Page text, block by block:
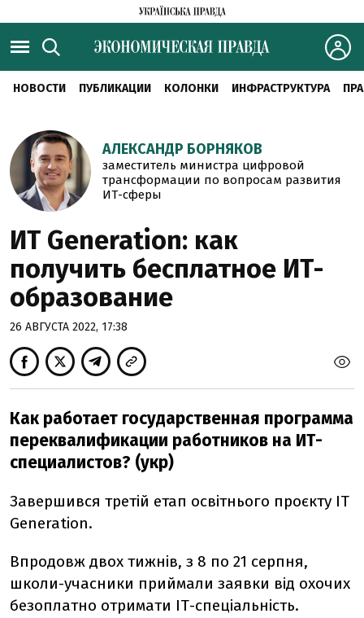
НОВОСТИ ПУБЛИКАЦИИ КОЛОНКИ ИНФРАСТРУКТУРА
АЛЕКСАНДР БОРНЯКОВ
заместитель министра цифровой
трансформации по вопросам развития
ИТ-сферы
ИТ Generation: как
получить бесплатное ИТ-
образование
26 АВГУСТА 2022, 17:38
Как работает государственная программа
переквалификации работников на ИТ-
специалистов? (укр)
Завершився третій етап освітнього проєкту IT
Generation.
Впродовж двох тижнів, з 8 по 21 серпня,
школи-учасники приймали заявки від охочих
безоплатно отримати ІТ-спеціальність.